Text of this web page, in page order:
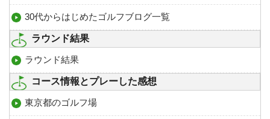
30代からはじめたゴルフブログ一覧
ラウンド結果
ラウンド結果
コース情報とプレーした感想
東京都のゴルフ場